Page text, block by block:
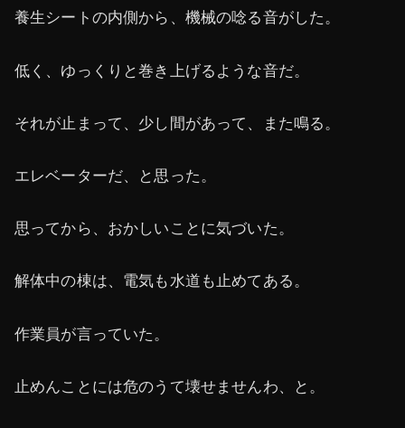
養生シートの内側から、機械の唸る音がした。
低く、ゆっくりと巻き上げるような音だ。
それが止まって、少し間があって、また鳴る。
エレベーターだ、と思った。
思ってから、おかしいことに気づいた。
解体中の棟は、電気も水道も止めてある。
作業員が言っていた。
止めんことには危のうて壊せませんわ、と。